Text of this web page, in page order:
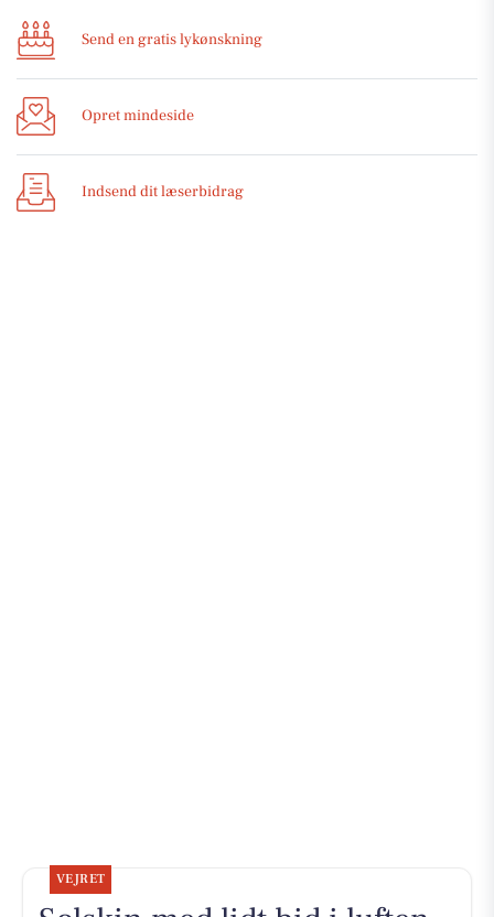
Send en gratis lykønskning
Opret mindeside
Indsend dit læserbidrag
VEJRET